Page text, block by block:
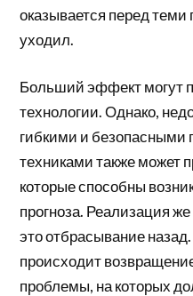
оказывается перед
уходил.
Больший эффект могут
технологии. Однако,
гибкими и безопасными
техниками также может
которые способны
прогноза. Реализация
это отбрасывание
происходит
проблемы, на которых